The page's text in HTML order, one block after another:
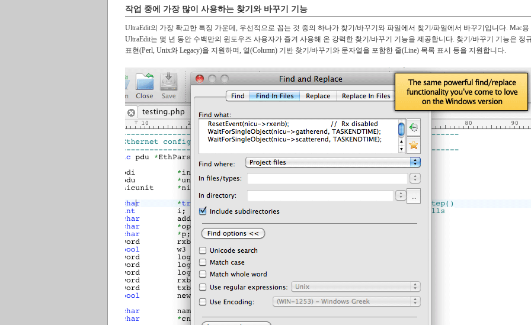
작업 중에 가장 많이 사용하는 찾기와 바꾸기 기능
UltraEdit의 가장 확고한 특징 가운데, 우선적으로 꼽는 것 중의 하나가 찾기/바꾸기와 파일에서 찾기/파일에서 바꾸기입니다. Mac용
UltraEdit는 몇 년 동안 수백만의 윈도우즈 사용자가 즐겨 사용해 온 강력한 찾기/바꾸기 기능을 제공합니다. 찾기/바꾸기 기능은 정
표현(Perl, Unix와 Legacy)을 지원하며, 열(Column) 기반 찾기/바꾸기와 문자열을 포함한 줄(Line) 목록 표시 등을 지원합니다.